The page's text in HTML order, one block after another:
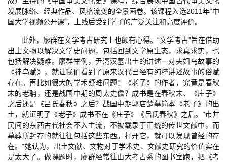
发展脉络、经典作品、风格流变的全景画卷。该课程入选2011年“中
国大学视频公开课”，上线后受到学子的广泛关注和高度评价。
此外，廖群在文学考古研究上也颇有心得。“文学考古”旨在借助
出土文物以解决文学史问题，包括回到文学原生态，求真求实，也
包括解决疑难。廖群举例，尹湾汉墓出土的讲述一对夫妇鸟故事的
《神乌赋》，就让我们看到了原来汉代已经有纯粹讲述故事的俗赋
存在。再比如很大的学术疑难问题：《老子》的作者，究竟是春秋
末的老聃，还是战国中期的周太史儋？成书是在春秋末、《庄子》
之后还是《吕氏春秋》之后？战国中期郭店楚墓简本《老子》的出
土，就证明了《老子》成书不在《庄子》《吕氏春秋》之后。“市井
民间的东西古代社会不入主流，不被载录于正统的传世文献中，而
墓葬所封存的就往往包括这些东西。打开它，就可以发现曾经的存
在。”她认为，出土文献、文物对于学术史、文献史研究的价值实在
是太大了。做课题时，廖群经常往山大考古系的图书室跑，把《考